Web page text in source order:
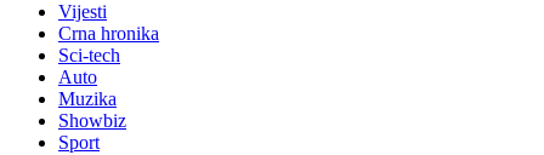
Vijesti
Crna hronika
Sci-tech
Auto
Muzika
Showbiz
Sport